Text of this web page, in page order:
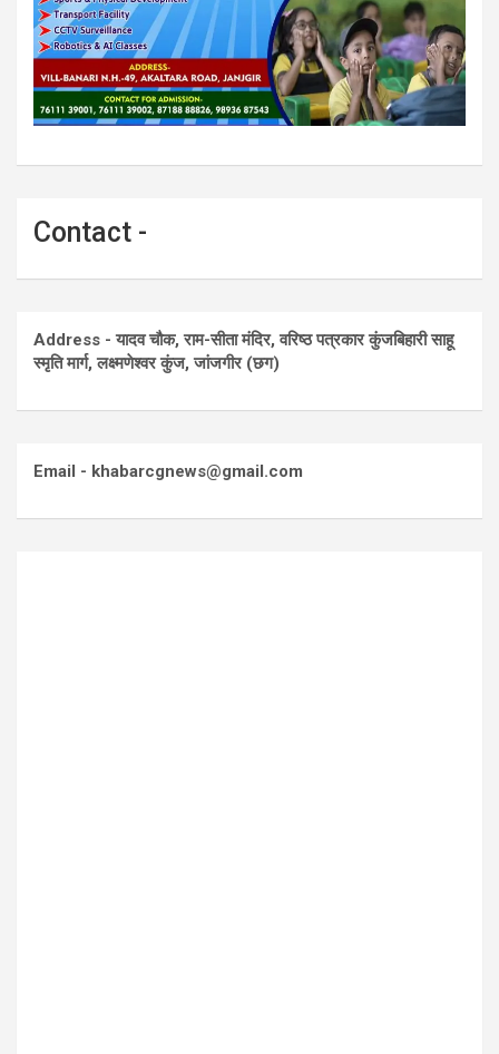
Contact -
Address - यादव चौक, राम-सीता मंदिर, वरिष्ठ पत्रकार कुंजबिहारी साहू
स्मृति मार्ग, लक्ष्मणेश्वर कुंज, जांजगीर (छग)
Email - khabarcgnews@gmail.com